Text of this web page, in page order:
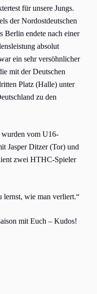
für unsere Jungs.
der Nordostdeutschen
Berlin endete nach einer
absolut
ein sehr versöhnlicher
mit der Deutschen
Platz (Halle) unter
zu den
wurden vom U16-
Jasper Ditzer (Tor) und
zwei HTHC-Spieler
lernst, wie man verliert.“
mit Euch – Kudos!